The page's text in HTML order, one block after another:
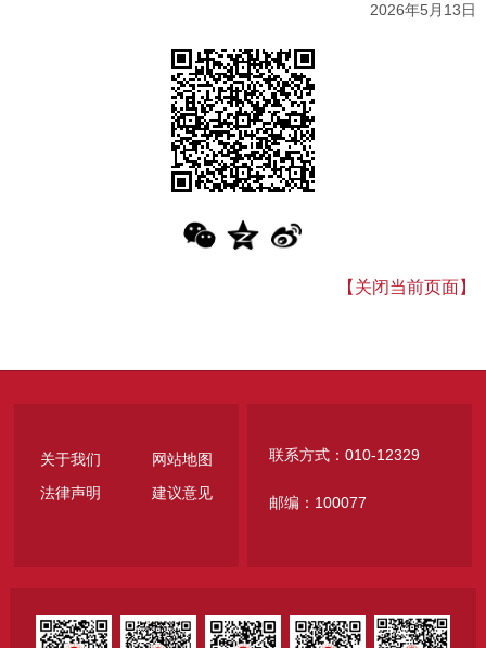
2026年5月13日
【关闭当前页面】
关于我们
网站地图
法律声明
建议意见
联系方式：010-12329
邮编：100077